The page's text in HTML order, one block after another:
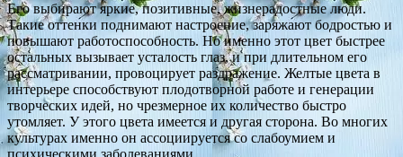
Его выбирают яркие, позитивные, жизнерадостные люди.
Такие оттенки поднимают настроение, заряжают бодростью и
повышают работоспособность. Но именно этот цвет быстрее
остальных вызывает усталость глаз, и при длительном его
рассматривании, провоцирует раздражение. Желтые цвета в
интерьере способствуют плодотворной работе и генерации
творческих идей, но чрезмерное их количество быстро
утомляет. У этого цвета имеется и другая сторона. Во многих
культурах именно он ассоциируется со слабоумием и